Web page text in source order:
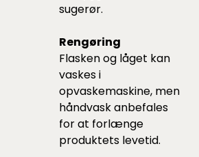
sugerør.
Rengøring
Flasken og låget kan
vaskes i
opvaskemaskine, men
håndvask anbefales
for at forlænge
produktets levetid.